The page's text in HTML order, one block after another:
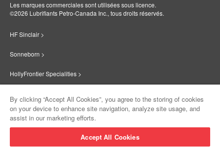
Les marques commerciales sont utilisées sous licence.
©2026 Lubrifiants Petro‐Canada Inc., tous droits réservés.
HF Sinclair >
Sonneborn >
HollyFrontier Specialities >
Suniso >
By clicking “Accept All Cookies”, you agree to the storing of cookies
on your device to enhance site navigation, analyze site usage, and
assist in our marketing efforts.
Accept All Cookies